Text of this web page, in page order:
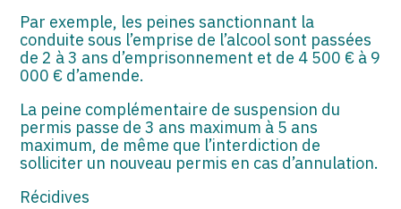
Par exemple, les peines sanctionnant la
conduite sous l’emprise de l’alcool sont passées
de 2 à 3 ans d’emprisonnement et de 4 500 € à 9
000 € d’amende.
La peine complémentaire de suspension du
permis passe de 3 ans maximum à 5 ans
maximum, de même que l’interdiction de
solliciter un nouveau permis en cas d’annulation.
Récidives